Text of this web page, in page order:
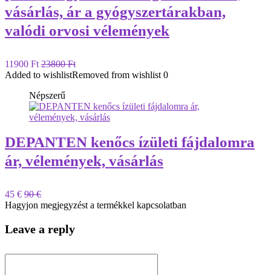
vásárlás, ár a gyógyszertárakban,
valódi orvosi vélemények
11900 Ft 23800 Ft
Added to wishlistRemoved from wishlist 0
Népszerű
DEPANTEN kenőcs ízületi fájdalomra
ár, vélemények, vásárlás
45 € 90 €
Hagyjon megjegyzést a termékkel kapcsolatban
Leave a reply